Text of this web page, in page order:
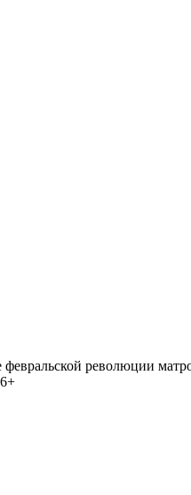
революции